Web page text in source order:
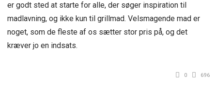
er godt sted at starte for alle, der søger inspiration til
madlavning, og ikke kun til grillmad. Velsmagende mad er
noget, som de fleste af os sætter stor pris på, og det
kræver jo en indsats.
0 696